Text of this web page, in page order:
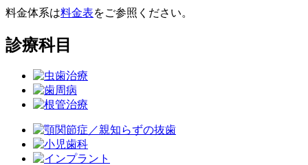
料金体系は料金表をご参照ください。
診療科目